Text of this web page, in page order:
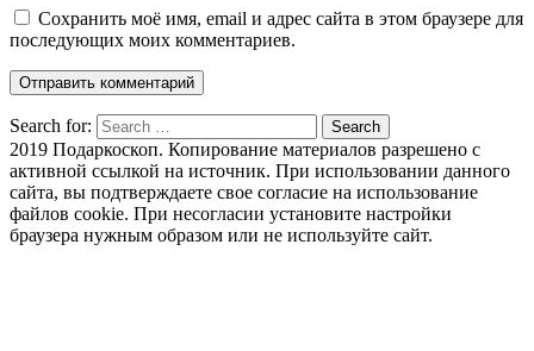
Сохранить моё имя, email и адрес сайта в этом браузере для
последующих моих комментариев.
Search for: Search
2019 Подаркоскоп. Копирование материалов разрешено с
активной ссылкой на источник. При использовании данного
сайта, вы подтверждаете свое согласие на использование
файлов cookie. При несогласии установите настройки
браузера нужным образом или не используйте сайт.